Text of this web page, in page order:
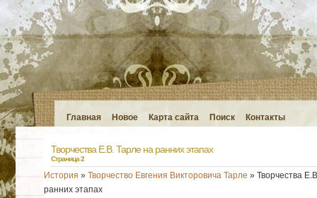
Главная Новое Карта сайта Поиск Контакты
Творчества Е.В. Тарле на ранних этапах
Страница 2
История » Творчество Евгения Викторовича Тарле » Творчества
ранних этапах